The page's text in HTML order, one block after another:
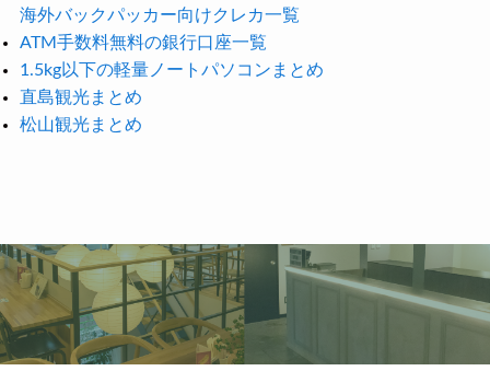
海外バックパッカー向けクレカ一覧
ATM手数料無料の銀行口座一覧
1.5kg以下の軽量ノートパソコンまとめ
直島観光まとめ
松山観光まとめ